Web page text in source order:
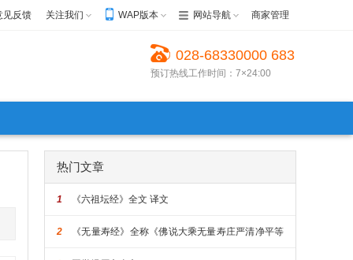
见反馈 关注我们 WAP版本 网站导航 商家管理
028-68330000 683
30022 68623999
预订热线工作时间：7×24:00
热门文章
1 《六祖坛经》全文 译文
2 《无量寿经》全称《佛说大乘无量寿庄严清净平等